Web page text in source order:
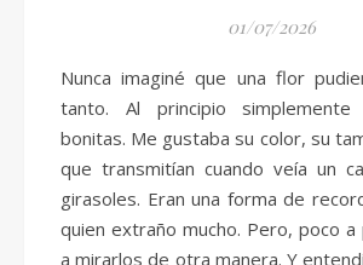
01/07/2026
Nunca imaginé que una flor pudiera enseñarme
tanto. Al principio simplemente
bonitas. Me gustaba su color, su
que transmitían cuando veía un
girasoles. Eran una forma de
quien extraño mucho. Pero, poco a
a mirarlos de otra manera. Y